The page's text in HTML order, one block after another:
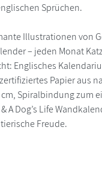
Sprüchen.
Illustrationen von
– jeden Monat
Englisches
Papier aus
Spiralbindung zum
& A Dog’s Life
Freude.